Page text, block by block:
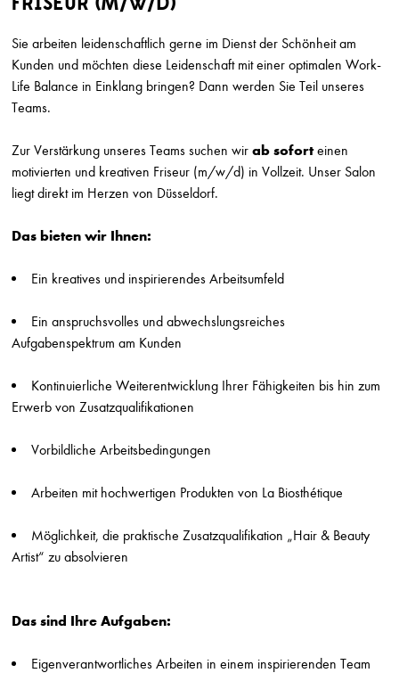
Erweiterte Suche
Marion Ganse
Potsdam
Herget & Muth
Solms
Friseur/ Meister (m/w/d)
München
Friseur (m/w/d) Teilzeit
München
Stefan Probst
Friseur/in (m/w/d) in Voll-/Teilzeit
Stuttgart
Gabi Stern
Sie arbeiten leidenschaftlich gerne im Dienst der Schönheit am
Kunden und möchten diese Leidenschaft mit einer optimalen Work-
Life Balance in Einklang bringen? Dann werden Sie Teil unseres
Teams.
Zur Verstärkung unseres Teams suchen wirab soforteinen
motivierten und kreativen Friseur (m/w/d) in Vollzeit. Unser Salon
liegt direkt im Herzen von Düsseldorf.
Das bieten wir Ihnen:
Ein kreatives und inspirierendes Arbeitsumfeld
Ein anspruchsvolles und abwechslungsreiches
Aufgabenspektrum am Kunden
Kontinuierliche Weiterentwicklung Ihrer Fähigkeiten bis hin zum
Erwerb von Zusatzqualifikationen
Vorbildliche Arbeitsbedingungen
Arbeiten mit hochwertigen Produkten von La Biosthétique
Möglichkeit, die praktische Zusatzqualifikation „Hair & Beauty
Artist“ zu absolvieren
Das sind Ihre Aufgaben:
Eigenverantwortliches Arbeiten in einem inspirierenden Team